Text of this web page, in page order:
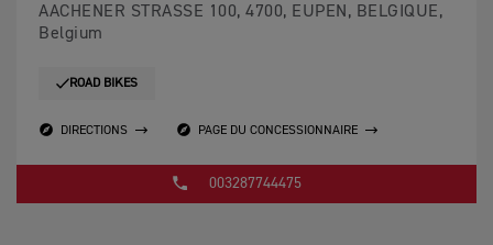
AACHENER STRASSE 100, 4700, EUPEN, BELGIQUE,
Belgium
ROAD BIKES
DIRECTIONS PAGE DU CONCESSIONNAIRE
003287744475